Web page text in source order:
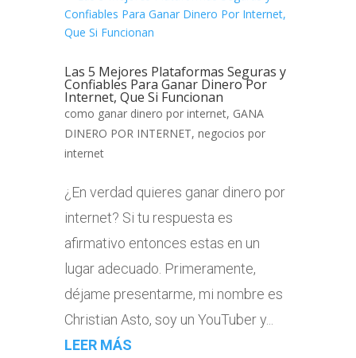
Las 5 Mejores Plataformas Seguras y
Confiables Para Ganar Dinero Por
Internet, Que Si Funcionan
como ganar dinero por internet, GANA
DINERO POR INTERNET, negocios por
internet
¿En verdad quieres ganar dinero por
internet? Si tu respuesta es
afirmativo entonces estas en un
lugar adecuado. Primeramente,
déjame presentarme, mi nombre es
Christian Asto, soy un YouTuber y...
LEER MÁS